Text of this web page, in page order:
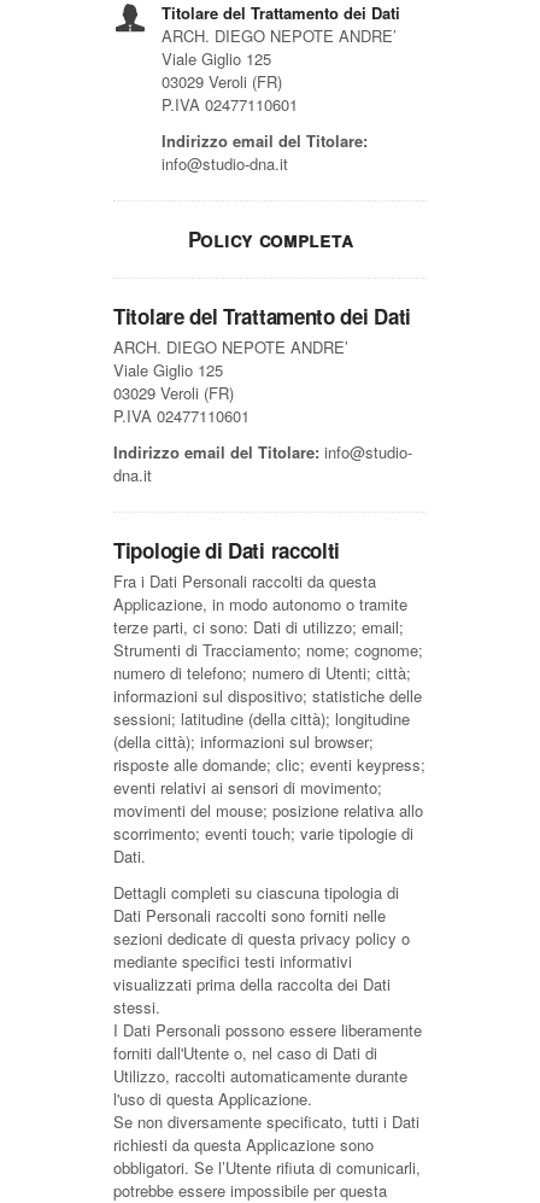
Titolare del Trattamento dei Dati
ARCH. DIEGO NEPOTE ANDRE’
Viale Giglio 125
03029 Veroli (FR)
P.IVA 02477110601
Indirizzo email del Titolare:
info@studio-dna.it
Policy completa
Titolare del Trattamento dei Dati
ARCH. DIEGO NEPOTE ANDRE’
Viale Giglio 125
03029 Veroli (FR)
P.IVA 02477110601
Indirizzo email del Titolare: info@studio-
dna.it
Tipologie di Dati raccolti
Fra i Dati Personali raccolti da questa
Applicazione, in modo autonomo o tramite
terze parti, ci sono: Dati di utilizzo; email;
Strumenti di Tracciamento; nome; cognome;
numero di telefono; numero di Utenti; città;
informazioni sul dispositivo; statistiche delle
sessioni; latitudine (della città); longitudine
(della città); informazioni sul browser;
risposte alle domande; clic; eventi keypress;
eventi relativi ai sensori di movimento;
movimenti del mouse; posizione relativa allo
scorrimento; eventi touch; varie tipologie di
Dati.
Dettagli completi su ciascuna tipologia di
Dati Personali raccolti sono forniti nelle
sezioni dedicate di questa privacy policy o
mediante specifici testi informativi
visualizzati prima della raccolta dei Dati
stessi.
I Dati Personali possono essere liberamente
forniti dall'Utente o, nel caso di Dati di
Utilizzo, raccolti automaticamente durante
l'uso di questa Applicazione.
Se non diversamente specificato, tutti i Dati
richiesti da questa Applicazione sono
obbligatori. Se l’Utente rifiuta di comunicarli,
potrebbe essere impossibile per questa